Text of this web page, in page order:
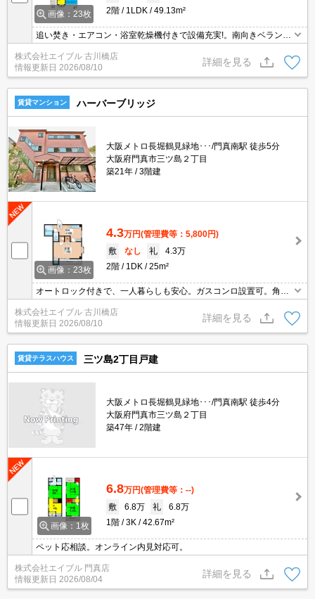
画像：23枚
2階
1LDK 49.13m²
追い焚き・エアコン・浴室乾燥機付きで設備充実!。南向きベラン
ダ。エアコン2基付き。新生活のスタートはここから。ぜひお問い
合わせください!。
株式会社エイブル 古川橋店
情報更新日 2026/08/10
詳細を見る
賃貸マンション ハーバーブリッジ
大阪メトロ長堀鶴見緑地･･･/門真南駅 徒歩5分
大阪府門真市三ツ島２丁目
築21年
3階建
画像：23枚
4.3万円(管理費等：5,800円)
敷
なし 礼
4.3万
2階
1DK 25m²
オートロック付きで、一人暮らしも安心。ガスコンロ設置可。角部
屋で出窓付き。室内に洗濯機置場あり。住環境も静かで安心です
よ。バス・トイレ別。ぜひお問い合わせください!。
株式会社エイブル 古川橋店
情報更新日 2026/08/10
詳細を見る
賃貸テラスハウス 三ツ島2丁目戸建
大阪メトロ長堀鶴見緑地･･･/門真南駅 徒歩4分
大阪府門真市三ツ島２丁目
築47年
2階建
画像：1枚
6.8万円(管理費等：--)
敷
6.8万 礼
6.8万
1階
3K 42.67m²
ペット応相談。オンライン内見対応可。
株式会社エイブル 門真店
情報更新日 2026/08/04
詳細を見る